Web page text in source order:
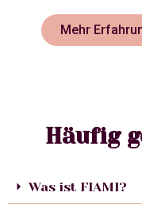
Mehr
Häufig
Was ist FIAMI?